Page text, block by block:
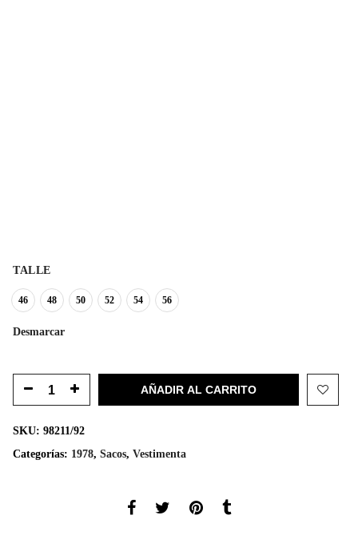
TALLE
46 48 50 52 54 56
Desmarcar
AÑADIR AL CARRITO
SKU: 98211/92
Categorías: 1978, Sacos, Vestimenta